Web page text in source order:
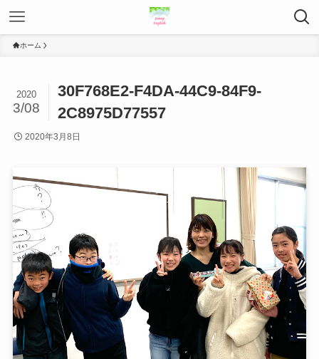
ホーム
30F768E2-F4DA-44C9-84F9-
2C8975D77557
2020
3/08
2020年3月8日